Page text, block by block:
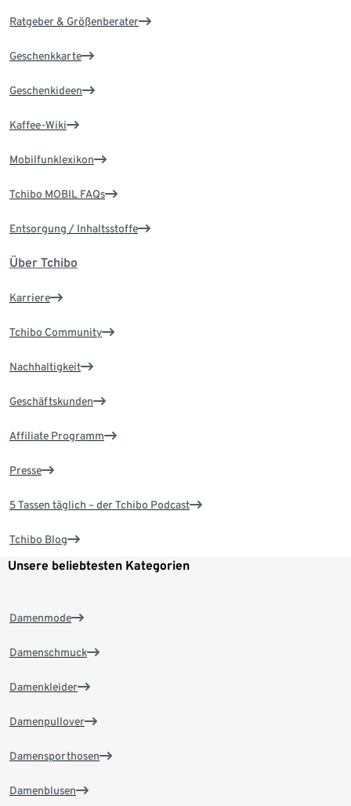
Ratgeber & Größenberater
Geschenkkarte
Geschenkideen
Kaffee-Wiki
Mobilfunklexikon
Tchibo MOBIL FAQs
Entsorgung / Inhaltsstoffe
Über Tchibo
Karriere
Tchibo Community
Nachhaltigkeit
Geschäftskunden
Affiliate Programm
Presse
5 Tassen täglich – der Tchibo Podcast
Tchibo Blog
Unsere beliebtesten Kategorien
Damenmode
Damenschmuck
Damenkleider
Damenpullover
Damensporthosen
Damenblusen